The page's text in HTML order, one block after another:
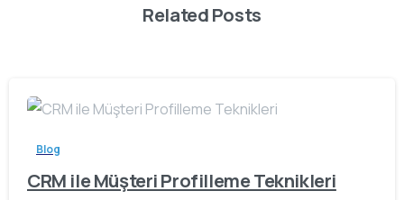
Related Posts
Blog
CRM ile Müşteri Profilleme Teknikleri